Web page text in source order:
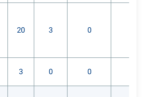
20 3 0
3 0 0